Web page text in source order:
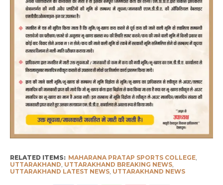
RELATED ITEMS: MAHARANA PRATAP SPORTS COLLEGE,
UTTARAKHAND UTTARAKHAND BREAKING NEWS,
UTTARAKHAND LATEST NEWS, UTTARAKHAND NEWS